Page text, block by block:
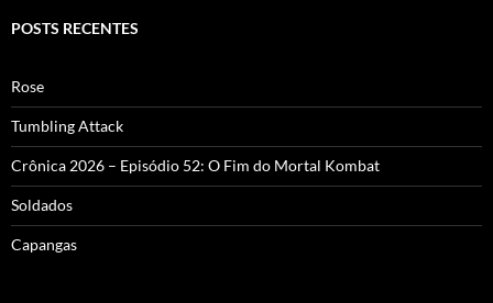
POSTS RECENTES
Rose
Tumbling Attack
Crônica 2026 – Episódio 52: O Fim do Mortal Kombat
Soldados
Capangas